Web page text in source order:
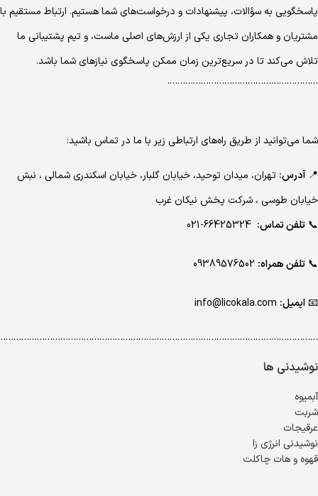
پاسخگویی به سؤالات، پیشنهادات و درخواست‌های شما هستیم. ارتباط مستقیم با
مشتریان و همکاران تجاری یکی از ارزش‌های اصلی ماست، و تیم پشتیبانی ما
تلاش می‌کند تا در سریع‌ترین زمان ممکن پاسخگوی نیازهای شما باشد.
………………………………………………….
شما می‌توانید از طریق راه‌های ارتباطی زیر با ما در تماس باشید:
📍 آدرس: تهران، میدان توحید، خیابان گلبار، خیابان اسکندری شمالی ، نبش
خیابان طوسی ، شرکت پخش نیکان غرب
📞 تلفن تماس:
📞 تلفن همراه:
📧ایمیل:
نوشیدنی ها
آبمیوه
شربت
عرقیجات
نوشیدنی انرژی زا
قهوه و هات چاکلت